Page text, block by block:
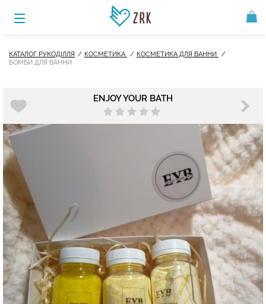
КАТАЛОГ РУКОДІЛЛЯ КОСМЕТИКА
КОСМЕТИКА ДЛЯ ВАННИ
БОМБИ ДЛЯ ВАННИ
ENJOY YOUR BATH